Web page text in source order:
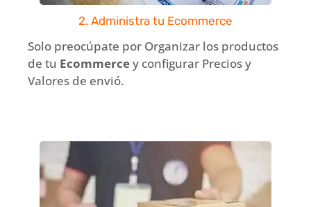
2. Administra tu Ecommerce
Solo preocúpate por Organizar los productos
de tu Ecommercey configurar Precios y
Valores de envió.